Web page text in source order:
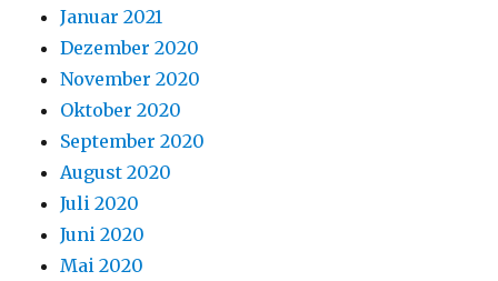
Januar 2021
Dezember 2020
November 2020
Oktober 2020
September 2020
August 2020
Juli 2020
Juni 2020
Mai 2020